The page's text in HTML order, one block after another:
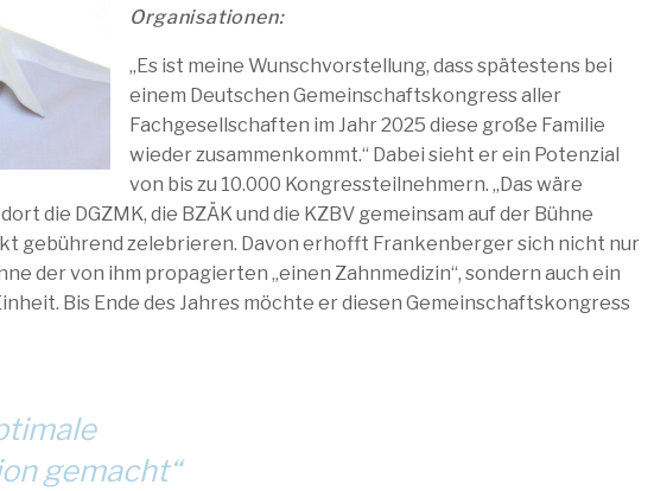
Organisationen:
„Es ist meine Wunschvorstellung, dass spätestens bei
einem Deutschen Gemeinschaftskongress aller
Fachgesellschaften im Jahr 2025 diese große Familie
wieder zusammenkommt.“ Dabei sieht er ein Potenzial
von bis zu 10.000 Kongressteilnehmern. „Das wäre
die DGZMK, die BZÄK und die KZBV gemeinsam auf der Bühne
gebührend zelebrieren. Davon erhofft Frankenberger sich nicht nur
der von ihm propagierten „einen Zahnmedizin“, sondern auch ein
Bis Ende des Jahres möchte er diesen Gemeinschaftskongress
gemacht“